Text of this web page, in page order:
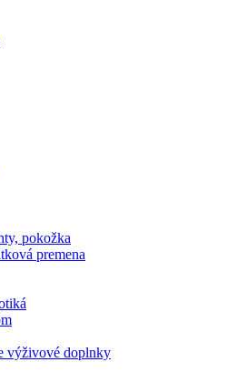
pokožka
premena
výživové doplnky